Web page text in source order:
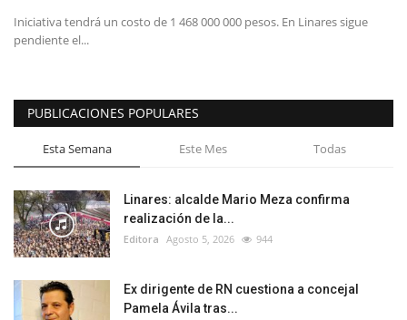
Iniciativa tendrá un costo de 1 468 000 000 pesos. En Linares sigue
pendiente el...
PUBLICACIONES POPULARES
Esta Semana Este Mes Todas
Linares: alcalde Mario Meza confirma
realización de la...
Editora Agosto 5, 2026 944
Ex dirigente de RN cuestiona a concejal
Pamela Ávila tras...